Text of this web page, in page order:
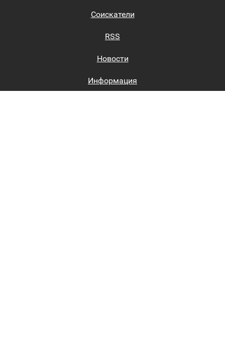
Соискатели
RSS
Новости
Информация